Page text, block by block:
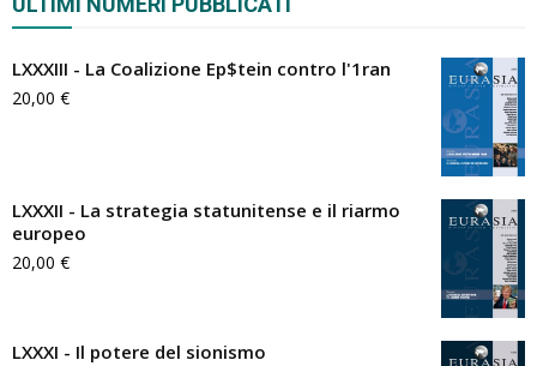
LXXXIII - La Coalizione Ep$tein contro l'1ran
20,00 €
LXXXII - La strategia statunitense e il riarmo
europeo
20,00 €
LXXXI - Il potere del sionismo